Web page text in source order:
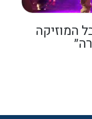
המוזיקה